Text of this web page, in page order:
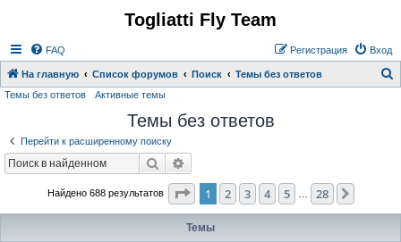
Togliatti Fly Team
FAQ Вход
Регистрация
На главную Список форумов Поиск Темы без ответов
Темы без ответов Активные темы
Темы без ответов
Перейти к расширенному поиску
Поиск
Найдено 688 результатов Страница из 28
1 2 3 4 5 28
Темы